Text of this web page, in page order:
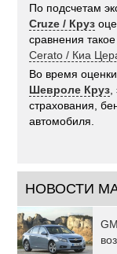
По подсчетам
Cruze / Круз
сравнения
Cerato / Киа
Во время
Шевроле Круз
страхования,
автомобиля.
НОВОСТИ